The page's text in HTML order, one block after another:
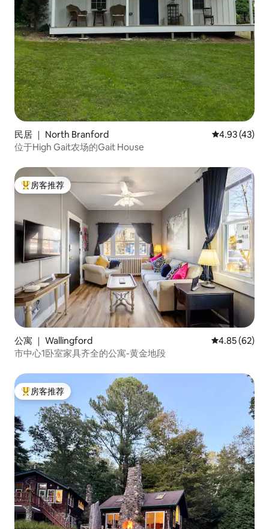
民居 ｜ North Branford 平均评分
4.93 (43)
位于High Gait农场的Gait House
热门「房客推荐」
房客推荐
公寓 ｜ Wallingford 平均评分
4.85 (62)
市中心1卧室家具齐全的公寓-黄金地段
热门「房客推荐」
房客推荐